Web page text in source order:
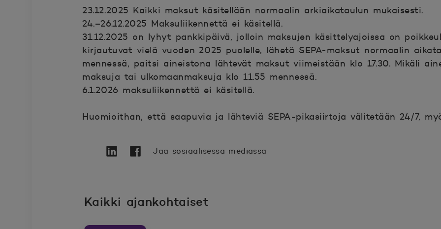
23.12.2025 Kaikki maksut käsitellään normaalin arkiaikataulun mukaisesti.
24.–26.12.2025 Maksuliikennettä ei käsitellä.
31.12.2025 on lyhyt pankkipäivä, jolloin maksujen käsittelyajoissa on
kirjautuvat vielä vuoden 2025 puolelle, lähetä SEPA-maksut normaalin
mennessä, paitsi aineistona lähtevät maksut viimeistään klo 17.30. Mikäli
maksuja tai ulkomaanmaksuja klo 11.55 mennessä.
6.1.2026 maksuliikennettä ei käsitellä.
Huomioithan, että saapuvia ja lähteviä SEPA‑pikasiirtoja välitetään 24/7,
Jaa sosiaalisessa mediassa
Kaikki ajankohtaiset